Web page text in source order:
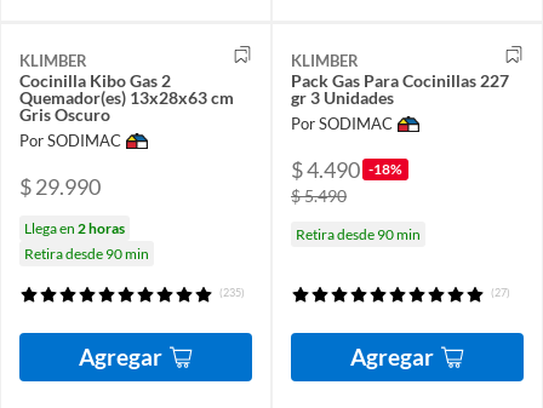
KLIMBER
Cocinilla Kibo Gas 2
Quemador(es) 13x28x63 cm
Gris Oscuro
Por SODIMAC
$ 29.990
Llega en 2 horas
Retira desde 90 min
(235)
Agregar
KLIMBER
Pack Gas Para Cocinillas 227
gr 3 Unidades
Por SODIMAC
$ 4.490 -18%
$ 5.490
Retira desde 90 min
(27)
Agregar